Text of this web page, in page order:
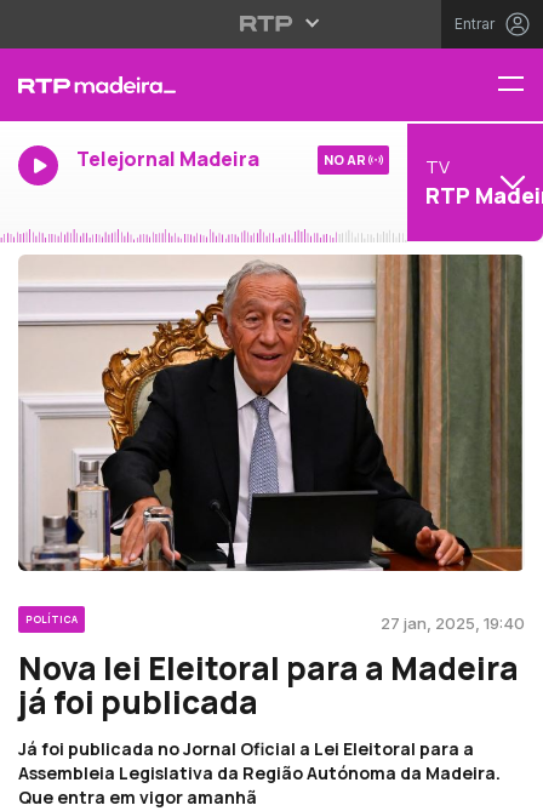
Entrar
Telejornal Madeira NO AR TV
RTP
POLÍTICA 27 jan, 2025, 19:40
Nova lei Eleitoral para a Madeira
já foi publicada
Já foi publicada no Jornal Oficial a Lei Eleitoral para a
Assembleia Legislativa da Região Autónoma da Madeira.
Que entra em vigor amanhã